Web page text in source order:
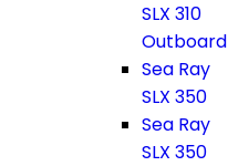
SLX 310
Outboard
Sea Ray
SLX 350
Sea Ray
SLX 350